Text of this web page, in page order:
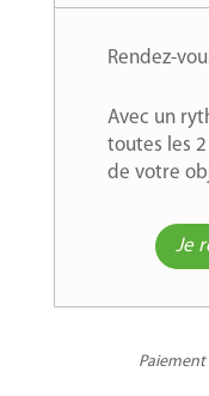
Rendez-
Avec un
toutes les
de votre
Je
Paiement